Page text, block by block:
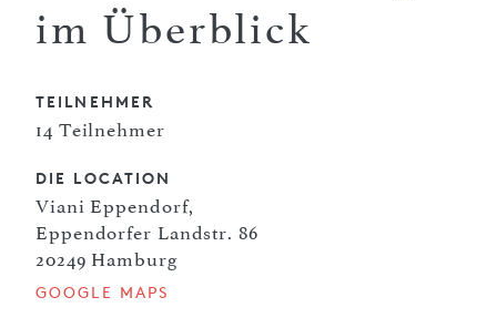
im Überblick
TEILNEHMER
14 Teilnehmer
DIE LOCATION
Viani Eppendorf,
Eppendorfer Landstr. 86
20249 Hamburg
GOOGLE MAPS